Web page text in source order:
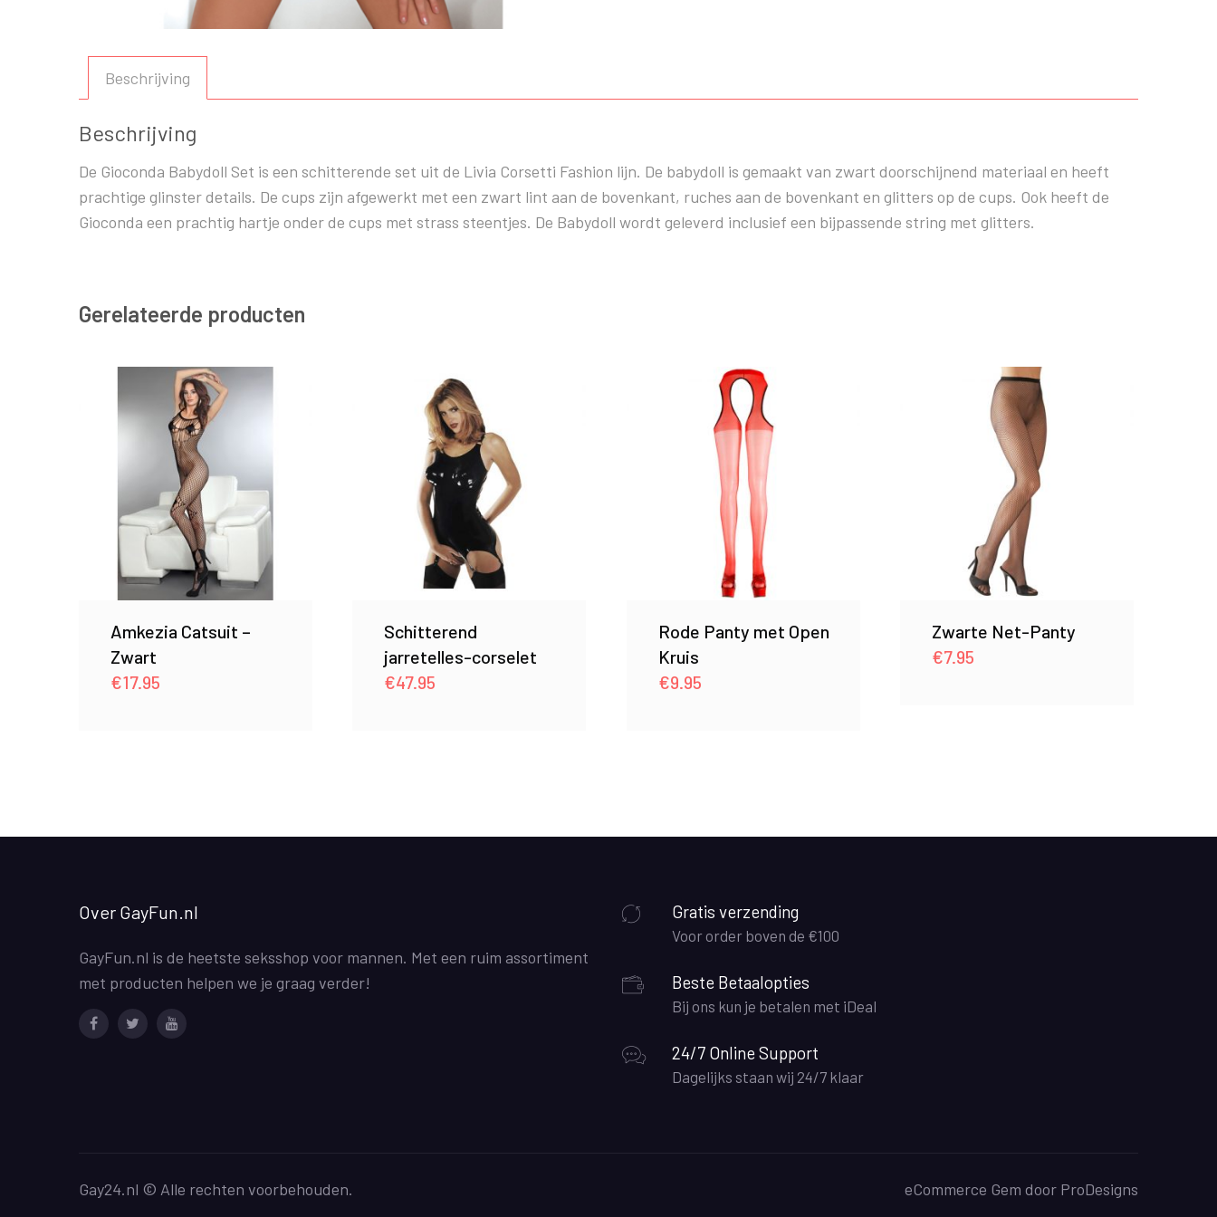
Beschrijving
Beschrijving
De Gioconda Babydoll Set is een schitterende set uit de Livia Corsetti Fashion lijn. De babydoll is gemaakt van zwart doorschijnend materiaal en heeft
prachtige glinster details. De cups zijn afgewerkt met een zwart lint aan de bovenkant, ruches aan de bovenkant en glitters op de cups. Ook heeft de
Gioconda een prachtig hartje onder de cups met strass steentjes. De Babydoll wordt geleverd inclusief een bijpassende string met glitters.
Gerelateerde producten
Amkezia Catsuit –
Zwart
€17.95
Schitterend
jarretelles-corselet
€47.95
Rode Panty met Open
Kruis
€9.95
Zwarte Net-Panty
€7.95
Over GayFun.nl
GayFun.nl is de heetste seksshop voor mannen. Met een ruim assortiment
met producten helpen we je graag verder!
Gratis verzending
Voor order boven de €100
Beste Betaalopties
Bij ons kun je betalen met iDeal
24/7 Online Support
Dagelijks staan wij 24/7 klaar
Gay24.nl © Alle rechten voorbehouden. eCommerce Gem door ProDesigns